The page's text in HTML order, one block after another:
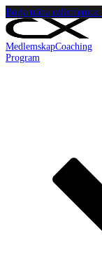
Börja träna calisthenics:
MedlemskapCoaching
Program